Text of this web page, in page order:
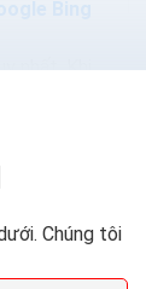
Bing
nhất. Khi
Chúng tôi